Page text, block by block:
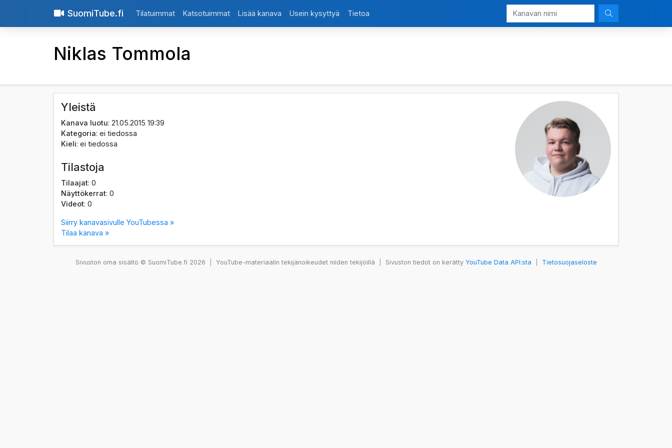
SuomiTube.fi Tilatuimmat Katsotuimmat Lisää kanava Usein kysyttyä Tietoa
Niklas Tommola
Yleistä
Kanava luotu: 21.05.2015 19:39
Kategoria: ei tiedossa
Kieli: ei tiedossa
Tilastoja
Tilaajat: 0
Näyttökerrat: 0
Videot: 0
Siirry kanavasivulle YouTubessa »
Tilaa kanava »
Sivuston oma sisältö © SuomiTube.fi 2026 YouTube-materiaalin tekijänoikeudet niiden tekijöillä Sivuston tiedot on kerätty YouTube Data API:sta Tietosuojaseloste